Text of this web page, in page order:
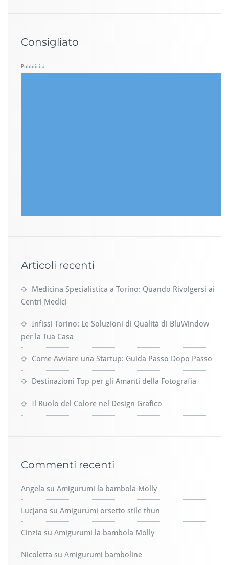
Consigliato
Pubblicità
Articoli recenti
Medicina Specialistica a Torino: Quando Rivolgersi ai
Centri Medici
Infissi Torino: Le Soluzioni di Qualità di BluWindow
per la Tua Casa
Come Avviare una Startup: Guida Passo Dopo Passo
Destinazioni Top per gli Amanti della Fotografia
Il Ruolo del Colore nel Design Grafico
Commenti recenti
Angela su Amigurumi la bambola Molly
Lucjana su Amigurumi orsetto stile thun
Cinzia su Amigurumi la bambola Molly
Nicoletta su Amigurumi bamboline